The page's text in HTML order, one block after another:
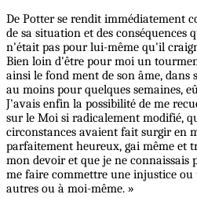
De Potter se rendit immédiatement
de sa situation et des conséquences
n'était pas pour lui-même qu'il
Bien loin d'être pour moi un
ainsi le fond ment de son âme, dans
au moins pour quelques semaines,
J'avais enfin la possibilité de me
sur le Moi si radicalement modifié,
circonstances avaient fait surgir en
parfaitement heureux, gai même et
mon devoir et que je ne connaissais
me faire commettre une injustice
autres ou à moi-même. »